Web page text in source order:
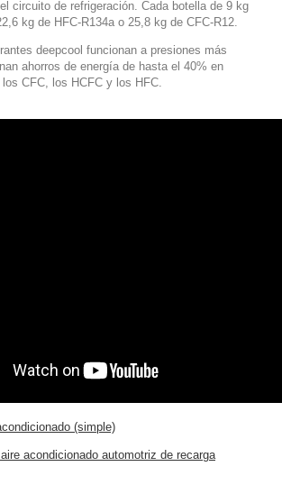
circuito de refrigeración. Cada botella de 9 kg
kg de HFC-R134a o 25,8 kg de CFC-R12.
deepcool funcionan a presiones más
ahorros de energía de hasta el 40% en
CFC, los HCFC y los HFC.
(simple)
acondicionado automotriz de recarga